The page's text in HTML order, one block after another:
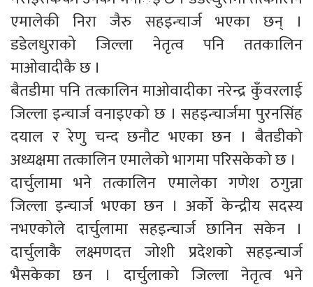
एमालेकी निरा जैरु सहइन्चार्ज भएका छन् ।
डडेलधुराको जिल्ला नेतृत्व पनि ततकालिन
माओवादीकै छ ।
बैतडीमा पनि तत्कालिन माओवादीका नरेन्द्र कुँवरलाई
जिल्ला इन्चार्ज वनाइएको छ । सहइन्चार्जमा पुरनसिंह
दयाल र रेणु चन्द छनौट भएका छन । बैतडीको
अध्यक्षमा तत्कालिन एमालेको भागमा परिसकेको छ ।
दार्चुलामा भने तत्कालिन एमालेका गणेश ठगुन्ना
जिल्ला इन्चार्ज भएका छन । अर्को केन्द्रीय सदस्य
नभएकोले दार्चुलामा सहइन्चार्ज छानिन सकेन ।
दार्चुलाकै लक्ष्मणदत्त जोशी प्रदेशको सहइन्चार्ज
भैसकेका छन । दार्चुलाको जिल्ला नेतृत्व भने